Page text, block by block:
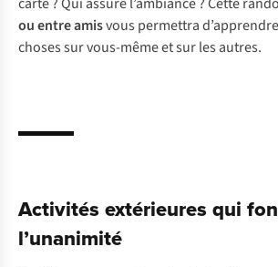
ou entre amisvous permettra
choses sur vous-même et sur les autres.
Activités extérieures qui
l’unanimité